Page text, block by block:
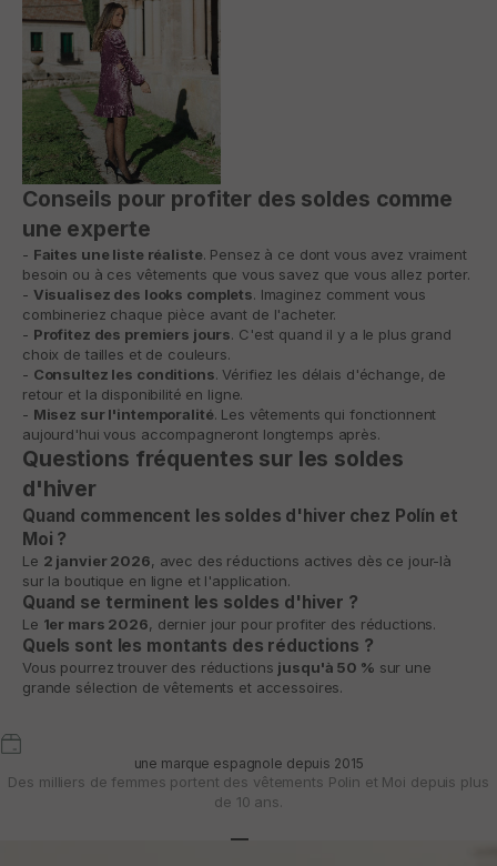
Conseils pour profiter des soldes comme
une experte
- Faites une liste réaliste. Pensez à ce dont vous avez vraiment
besoin ou à ces vêtements que vous savez que vous allez porter.
- Visualisez des looks complets. Imaginez comment vous
combineriez chaque pièce avant de l'acheter.
- Profitez des premiers jours. C'est quand il y a le plus grand
choix de tailles et de couleurs.
- Consultez les conditions. Vérifiez les délais d'échange, de
retour et la disponibilité en ligne.
- Misez sur l'intemporalité. Les vêtements qui fonctionnent
aujourd'hui vous accompagneront longtemps après.
Questions fréquentes sur les soldes
d'hiver
Quand commencent les soldes d'hiver chez Polín et
Moi ?
Le 2 janvier 2026, avec des réductions actives dès ce jour-là
sur la boutique en ligne et l'application.
Quand se terminent les soldes d'hiver ?
Le 1er mars 2026, dernier jour pour profiter des réductions.
Quels sont les montants des réductions ?
Vous pourrez trouver des réductions jusqu'à 50 % sur une
grande sélection de vêtements et accessoires.
une marque espagnole depuis 2015
Des milliers de femmes portent des vêtements Polin et Moi depuis plus
de 10 ans.